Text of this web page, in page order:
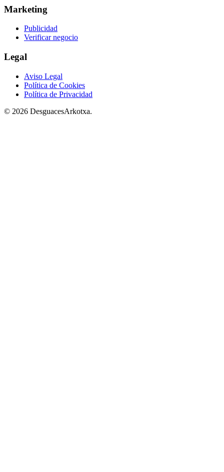
Marketing
Publicidad
Verificar negocio
Legal
Aviso Legal
Política de Cookies
Política de Privacidad
© 2026 DesguacesArkotxa.